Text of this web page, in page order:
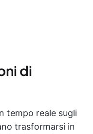
di
tempo reale sugli
trasformarsi in